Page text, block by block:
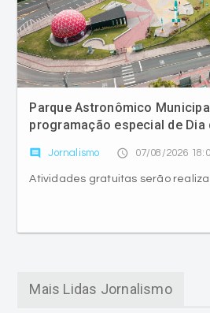
Parque Astronômico
programação especial de Dia
comment Jornalismo access_time 07/08/2026
Atividades gratuitas serão
Mais Lidas Jornalismo